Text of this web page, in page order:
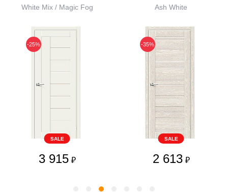
White Mix / Magic Fog
-25%
SALE
3 915 ₽
Ash White
-35%
SALE
2 613 ₽